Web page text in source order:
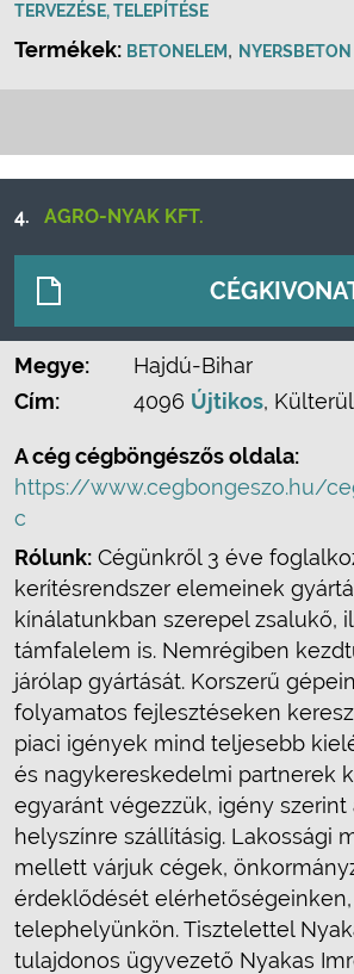
TERVEZÉSE, TELEPÍTÉSE
Termékek: BETONELEM, NYERSBETON
4. AGRO-NYAK KFT.
Megye:
Hajdú-Bihar
Cím:
4096 Újtikos,
A cég cégböngészős oldala:
https://www.cegbongeszo.hu/
c
Rólunk: Cégünkről 3 éve
kerítésrendszer elemeinek
kínálatunkban szerepel zsalukő,
támfalelem is. Nemrégiben
járólap gyártását. Korszerű
folyamatos fejlesztéseken
piaci igények mind teljesebb
és nagykereskedelmi partnerek
egyaránt végezzük, igény szerint
helyszínre szállításig. Lakossági
mellett várjuk cégek,
érdeklődését
telephelyünkön. Tisztelettel
tulajdonos ügyvezető Nyakas